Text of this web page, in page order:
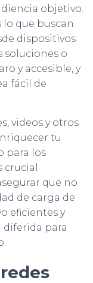
objetivo.
lo que buscan
dispositivos
soluciones o
y accesible, y
fácil de
videos y otros
tu
para los
crucial
que no
de carga de
eficientes y
diferida para